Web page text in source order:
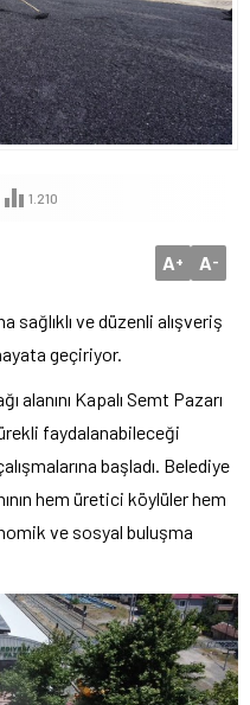
1.210
A+ A-
sağlıklı ve düzenli alışveriş
geçiriyor.
alanını Kapalı Semt Pazarı
faydalanabileceği
başladı. Belediye
hem üretici köylüler hem
ve sosyal buluşma